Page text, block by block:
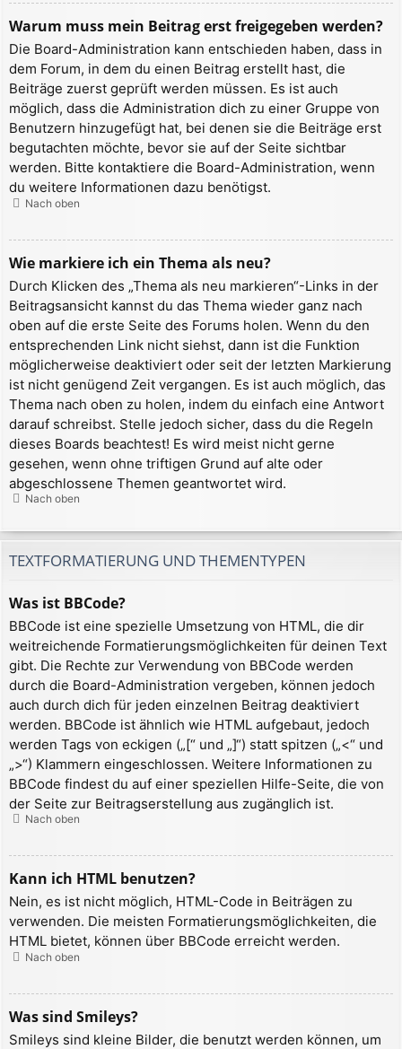
Warum muss mein Beitrag erst freigegeben werden?
Die Board-Administration kann entschieden haben, dass in
dem Forum, in dem du einen Beitrag erstellt hast, die
Beiträge zuerst geprüft werden müssen. Es ist auch
möglich, dass die Administration dich zu einer Gruppe von
Benutzern hinzugefügt hat, bei denen sie die Beiträge erst
begutachten möchte, bevor sie auf der Seite sichtbar
werden. Bitte kontaktiere die Board-Administration, wenn
du weitere Informationen dazu benötigst.
Nach oben
Wie markiere ich ein Thema als neu?
Durch Klicken des „Thema als neu markieren“-Links in der
Beitragsansicht kannst du das Thema wieder ganz nach
oben auf die erste Seite des Forums holen. Wenn du den
entsprechenden Link nicht siehst, dann ist die Funktion
möglicherweise deaktiviert oder seit der letzten Markierung
ist nicht genügend Zeit vergangen. Es ist auch möglich, das
Thema nach oben zu holen, indem du einfach eine Antwort
darauf schreibst. Stelle jedoch sicher, dass du die Regeln
dieses Boards beachtest! Es wird meist nicht gerne
gesehen, wenn ohne triftigen Grund auf alte oder
abgeschlossene Themen geantwortet wird.
Nach oben
TEXTFORMATIERUNG UND THEMENTYPEN
Was ist BBCode?
BBCode ist eine spezielle Umsetzung von HTML, die dir
weitreichende Formatierungsmöglichkeiten für deinen Text
gibt. Die Rechte zur Verwendung von BBCode werden
durch die Board-Administration vergeben, können jedoch
auch durch dich für jeden einzelnen Beitrag deaktiviert
werden. BBCode ist ähnlich wie HTML aufgebaut, jedoch
werden Tags von eckigen („[“ und „]“) statt spitzen („<“ und
„>“) Klammern eingeschlossen. Weitere Informationen zu
BBCode findest du auf einer speziellen Hilfe-Seite, die von
der Seite zur Beitragserstellung aus zugänglich ist.
Nach oben
Kann ich HTML benutzen?
Nein, es ist nicht möglich, HTML-Code in Beiträgen zu
verwenden. Die meisten Formatierungsmöglichkeiten, die
HTML bietet, können über BBCode erreicht werden.
Nach oben
Was sind Smileys?
Smileys sind kleine Bilder, die benutzt werden können, um